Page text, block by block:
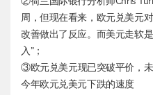
周，但现在看来， 欧元兑美元
改善做出了反应。而美元走软
入”；
③欧元兑美元现已突破平价，
今年欧元兑美元下跌的速度